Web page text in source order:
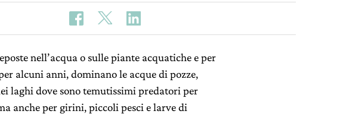
nell’acqua o sulle piante acquatiche e per
alcuni anni, dominano le acque di pozze,
laghi dove sono temutissimi predatori per
anche per girini, piccoli pesci e larve di